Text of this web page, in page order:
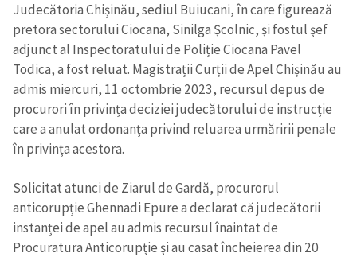
Judecătoria Chișinău, sediul Buiucani, în care figurează
pretora sectorului Ciocana, Sinilga Școlnic, și fostul șef
adjunct al Inspectoratului de Poliție Ciocana Pavel
Todica, a fost reluat. Magistrații Curții de Apel Chișinău au
admis miercuri, 11 octombrie 2023, recursul depus de
procurori în privința deciziei judecătorului de instrucție
care a anulat ordonanța privind reluarea urmăririi penale
în privința acestora.
Solicitat atunci de Ziarul de Gardă, procurorul
anticorupție Ghennadi Epure a declarat că judecătorii
instanței de apel au admis recursul înaintat de
Procuratura Anticorupție și au casat încheierea din 20